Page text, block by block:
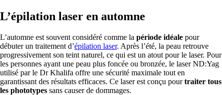
L’épilation laser en automne
L’automne est souvent considéré comme la période idéale pour
débuter un traitement d’épilation laser. Après l’été, la peau retrouve
progressivement son teint naturel, ce qui est un atout pour le laser. Pour
les personnes ayant une peau plus foncée ou bronzée, le laser ND:Yag
utilisé par le Dr Khalifa offre une sécurité maximale tout en
garantissant des résultats efficaces. Ce laser est conçu pourtraiter tous
les phototypes sans causer de dommages.